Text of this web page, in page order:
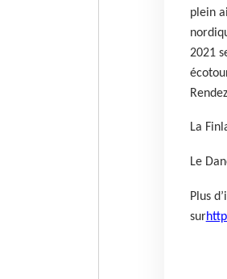
plein
2021
La
Le
Plus
sur